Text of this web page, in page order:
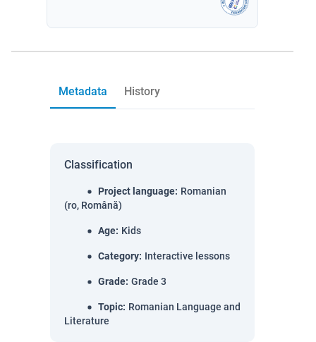
Metadata History
Classification
Project language: Romanian
(ro, Română)
Age: Kids
Category: Interactive lessons
Grade: Grade 3
Topic: Romanian Language and
Literature